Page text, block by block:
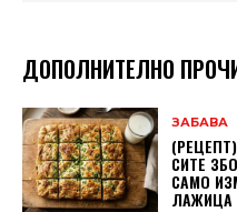
ДОПОЛНИТЕЛНО
ЗАБАВА
СИТЕ
САМО
ЛАЖИЦА